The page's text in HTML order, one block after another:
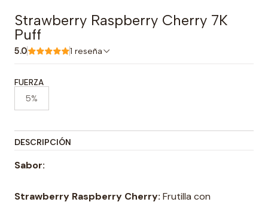
Strawberry Raspberry Cherry 7K
Puff
5.0 1 reseña
FUERZA
5%
DESCRIPCIÓN
Sabor:
Strawberry Raspberry Cherry: Frutilla con